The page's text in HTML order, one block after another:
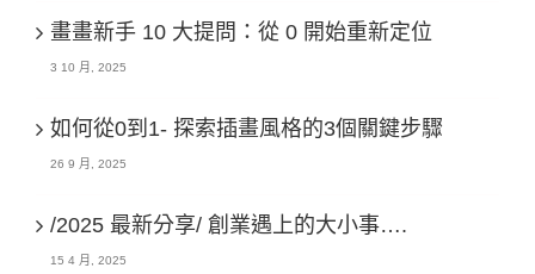
畫畫新手 10 大提問：從 0 開始重新定位
3 10 月, 2025
如何從0到1- 探索插畫風格的3個關鍵步驟
26 9 月, 2025
/2025 最新分享/ 創業遇上的大小事….
15 4 月, 2025